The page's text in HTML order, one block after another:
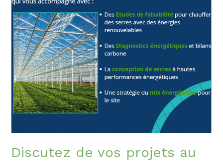
Discutez de vos projets au
SIVAL